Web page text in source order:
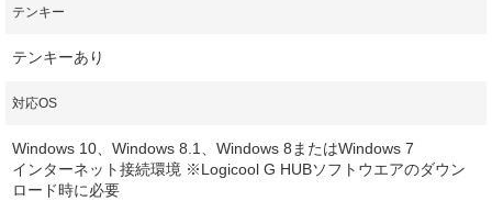
テンキー
テンキーあり
対応OS
Windows 10、Windows 8.1、Windows 8またはWindows 7
インターネット接続環境 ※Logicool G HUBソフトウエアのダウン
ロード時に必要